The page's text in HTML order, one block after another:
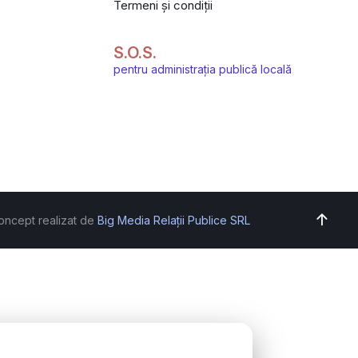
Termeni și condiții
S.O.S.
pentru administrația publică locală
realizat de Big Media Relații Publice SRL